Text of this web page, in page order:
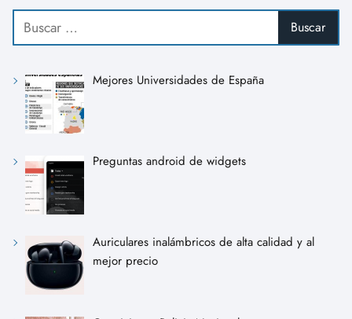
Mejores Universidades de España
Preguntas android de widgets
Auriculares inalámbricos de alta calidad y al
mejor precio